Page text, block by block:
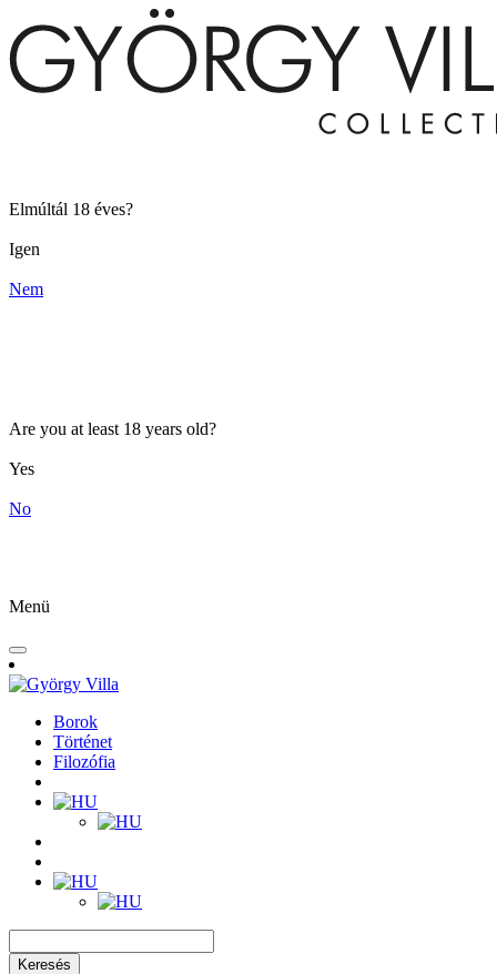
Elmúltál 18 éves?
Igen
Nem
Are you at least 18 years old?
Yes
No
Menü
Borok
Történet
Filozófia
Keresés